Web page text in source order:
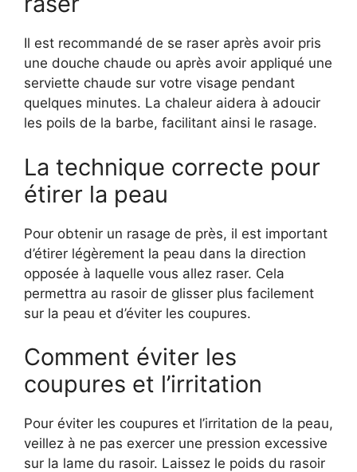
Il est recommandé de se raser après avoir pris
une douche chaude ou après avoir appliqué une
serviette chaude sur votre visage pendant
quelques minutes. La chaleur aidera à adoucir
les poils de la barbe, facilitant ainsi le rasage.
La technique correcte pour
étirer la peau
Pour obtenir un rasage de près, il est important
d’étirer légèrement la peau dans la direction
opposée à laquelle vous allez raser. Cela
permettra au rasoir de glisser plus facilement
sur la peau et d’éviter les coupures.
Comment éviter les
coupures et l’irritation
Pour éviter les coupures et l’irritation de la peau,
veillez à ne pas exercer une pression excessive
sur la lame du rasoir. Laissez le poids du rasoir